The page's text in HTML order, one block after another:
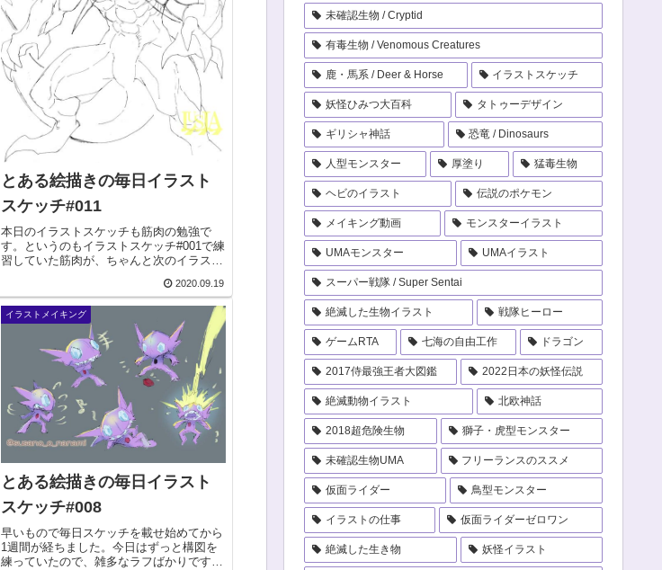
とある絵描きの毎日イラスト
スケッチ#011
本日のイラストスケッチも筋肉の勉強で
す。というのもイラストスケッチ#001で練
習していた筋肉が、ちゃんと次のイラスト
1回目に練習していたのは、その後ポケモ
ンのイラストにしちゃったのですが、なか
なか反応が...
2020.09.19
イラストメイキング
とある絵描きの毎日イラスト
スケッチ#008
早いもので毎日スケッチを載せ始めてから
1週間が経ちました。今日はずっと構図を
練っていたので、雑多なラフばかりです。
未確認生物 / Cryptid
有毒生物 / Venomous Creatures
鹿・馬系 / Deer & Horse イラストスケッチ
妖怪ひみつ大百科 タトゥーデザイン
ギリシャ神話 恐竜 / Dinosaurs
人型モンスター 厚塗り 猛毒生物
ヘビのイラスト 伝説のポケモン
メイキング動画 モンスターイラスト
UMAモンスター UMAイラスト
スーパー戦隊 / Super Sentai
絶滅した生物イラスト 戦隊ヒーロー
ゲームRTA 七海の自由工作 ドラゴン
2017侍最強王者大図鑑 2022日本の妖怪伝説
絶滅動物イラスト 北欧神話
2018超危険生物 獅子・虎型モンスター
未確認生物UMA フリーランスのススメ
仮面ライダー 鳥型モンスター
イラストの仕事 仮面ライダーゼロワン
絶滅した生き物 妖怪イラスト